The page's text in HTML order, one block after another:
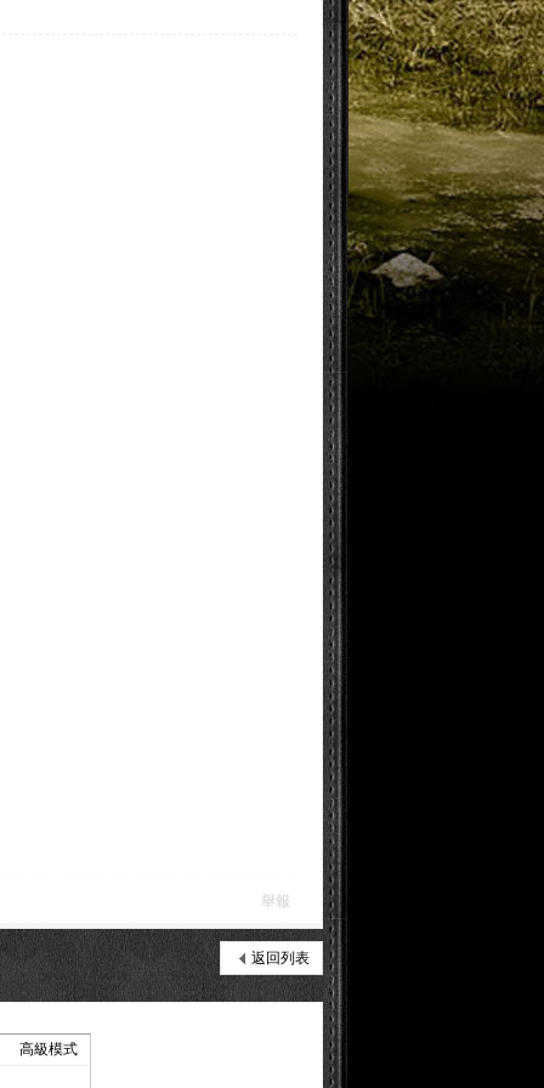
舉報
返回列表
高級模式